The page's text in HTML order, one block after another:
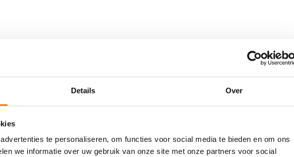
Details Over
te personaliseren, om functies voor social media te bieden en om ons
we informatie over uw gebruik van onze site met onze partners voor social